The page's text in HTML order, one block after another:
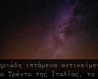
ιπτάμενα
Τρέντο της Ιταλίας, το